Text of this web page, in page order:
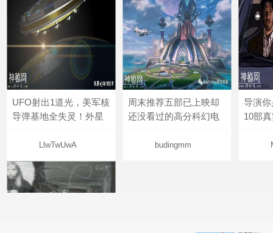
UFO射出1道光，美军核
导弹基地全失灵！外星
LlwTwUwA
周末推荐五部已上映却
还没看过的高分科幻电
budingmm
导演
10部